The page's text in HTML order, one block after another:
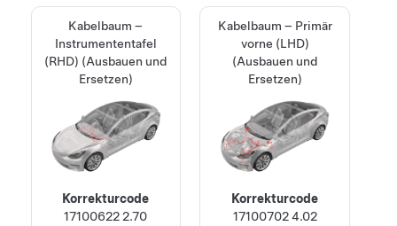
Kabelbaum –
Instrumententafel
(RHD) (Ausbauen und
Ersetzen)
Korrekturcode
17100622 2.70
Kabelbaum – Primär
vorne (LHD)
(Ausbauen und
Ersetzen)
Korrekturcode
17100702 4.02